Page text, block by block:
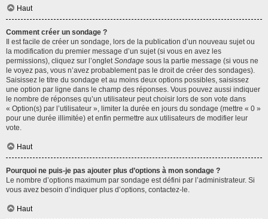
Haut
Comment créer un sondage ?
Il est facile de créer un sondage, lors de la publication d’un nouveau sujet ou
la modification du premier message d’un sujet (si vous en avez les
permissions), cliquez sur l’ongletSondage sous la partie message (si vous ne
le voyez pas, vous n’avez probablement pas le droit de créer des sondages).
Saisissez le titre du sondage et au moins deux options possibles, saisissez
une option par ligne dans le champ des réponses. Vous pouvez aussi indiquer
le nombre de réponses qu’un utilisateur peut choisir lors de son vote dans
« Option(s) par l’utilisateur », limiter la durée en jours du sondage (mettre « 0 »
pour une durée illimitée) et enfin permettre aux utilisateurs de modifier leur
vote.
Haut
Pourquoi ne puis-je pas ajouter plus d’options à mon sondage ?
Le nombre d’options maximum par sondage est défini par l’administrateur. Si
vous avez besoin d’indiquer plus d’options, contactez-le.
Haut